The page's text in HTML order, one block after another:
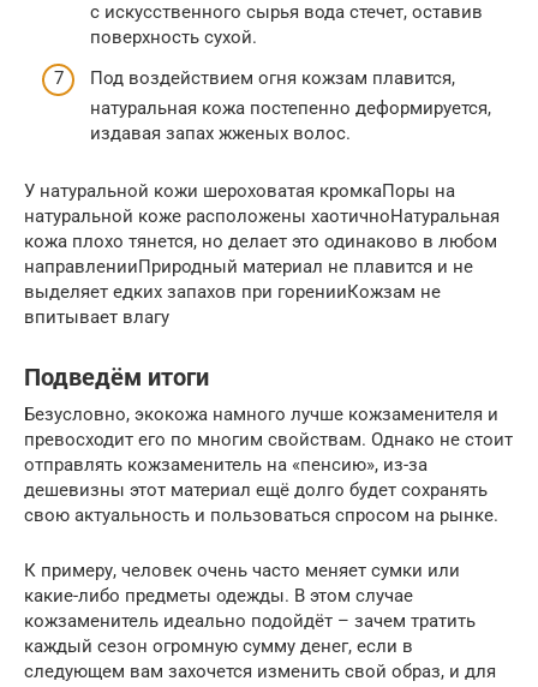
с искусственного сырья вода стечет, оставив
поверхность сухой.
Под воздействием огня кожзам плавится,
натуральная кожа постепенно деформируется,
издавая запах жженых волос.
У натуральной кожи шероховатая кромкаПоры на
натуральной коже расположены хаотичноНатуральная
кожа плохо тянется, но делает это одинаково в любом
направленииПриродный материал не плавится и не
выделяет едких запахов при горенииКожзам не
впитывает влагу
Подведём итоги
Безусловно, экокожа намного лучше кожзаменителя и
превосходит его по многим свойствам. Однако не стоит
отправлять кожзаменитель на «пенсию», из-за
дешевизны этот материал ещё долго будет сохранять
свою актуальность и пользоваться спросом на рынке.
К примеру, человек очень часто меняет сумки или
какие-либо предметы одежды. В этом случае
кожзаменитель идеально подойдёт – зачем тратить
каждый сезон огромную сумму денег, если в
следующем вам захочется изменить свой образ, и для